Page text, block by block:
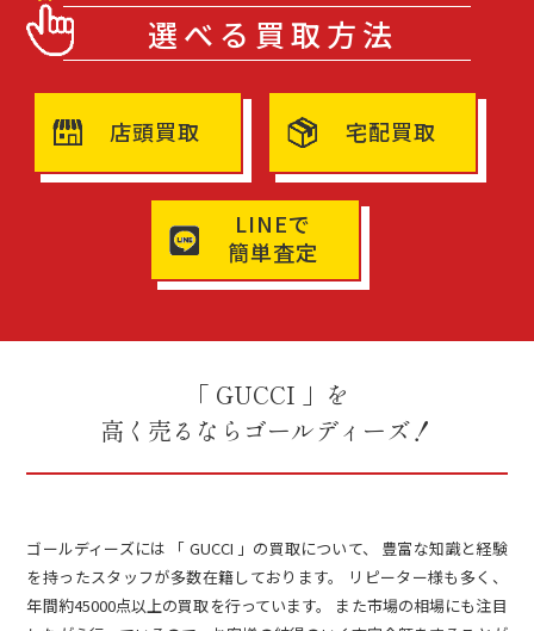
選べる買取方法
店頭買取 宅配買取
LINEで
簡単査定
「 GUCCI 」を
高く売るならゴールディーズ！
ゴールディーズには 「 GUCCI 」の買取について、 豊富な知識と経験
を持ったスタッフが多数在籍しております。 リピーター様も多く、
年間約45000点以上の買取を行っています。 また市場の相場にも注目